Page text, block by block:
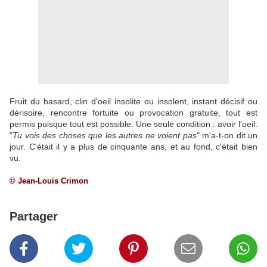
Fruit du hasard, clin d'oeil insolite ou insolent, instant décisif ou
dérisoire, rencontre fortuite ou provocation gratuite, tout est
permis puisque tout est possible. Une seule condition : avoir l'oeil.
"Tu vois des choses que les autres ne voient pas" m'a-t-on dit un
jour. C'était il y a plus de cinquante ans, et au fond, c'était bien
vu.
© Jean-Louis Crimon
Partager